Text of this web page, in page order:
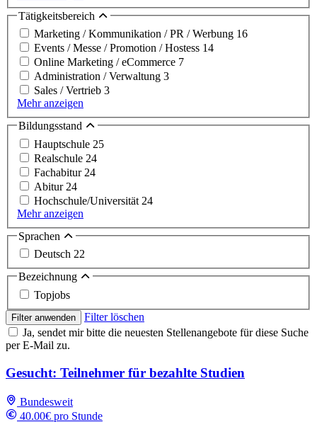
Tätigkeitsbereich
Marketing / Kommunikation / PR / Werbung 16
Events / Messe / Promotion / Hostess 14
Online Marketing / eCommerce 7
Administration / Verwaltung 3
Sales / Vertrieb 3
Mehr anzeigen
Bildungsstand
Hauptschule 25
Realschule 24
Fachabitur 24
Abitur 24
Hochschule/Universität 24
Mehr anzeigen
Sprachen
Deutsch 22
Bezeichnung
Topjobs
Filter anwenden
Filter löschen
Ja, sendet mir bitte die neuesten Stellenangebote für diese Suche
per E-Mail zu.
Gesucht: Teilnehmer für bezahlte Studien
Bundesweit
40.00€ pro Stunde